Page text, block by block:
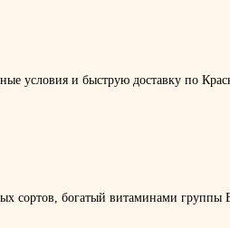
условия и быструю доставку по
сортов, богатый витаминами